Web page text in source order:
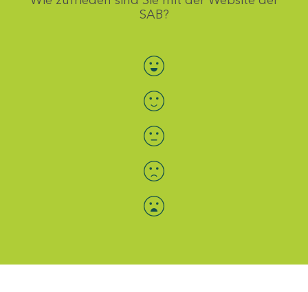
SAB?
Bewertung auswählen